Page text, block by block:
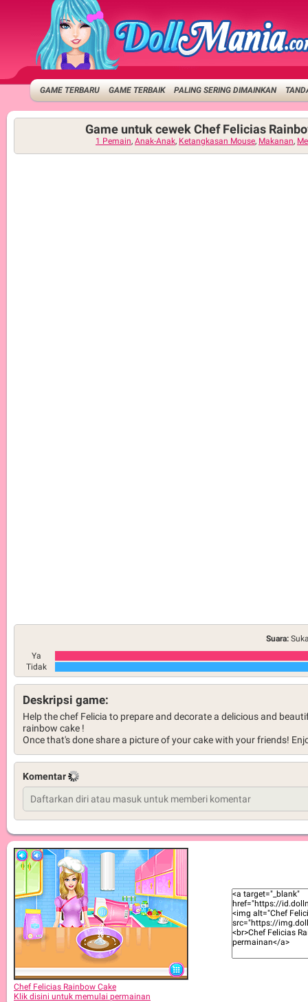
GAME TERBARU GAME TERBAIK PALING SERING DIMAINKAN
Game untuk cewek Chef Felicias
1 Pemain, Anak-Anak, Ketangkasan Mouse, Makanan,
Suara:
Ya
Tidak
Deskripsi game:
Help the chef Felicia to prepare and decorate a delicious and
rainbow cake !
Once that's done share a picture of your cake with your friends!
Komentar
Chef Felicias Rainbow Cake
Klik disini untuk memulai permainan